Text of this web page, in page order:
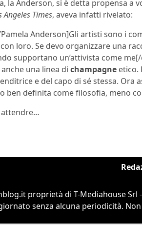
la Anderson, si è detta propensa
Angeles Times, aveva infatti rivelato:
Anderson]Gli artisti sono i
loro. Se devo organizzare una
supportano un’attivista come
una linea di champagne etico.
e del capo di sé stessa.
ben definita come filosofia, meno
attendre…
proprietà di T-Mediahouse Srl
senza alcuna periodicità.